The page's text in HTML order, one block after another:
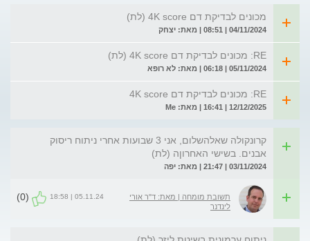
מכונים לבדיקת דם 4K score (לת)
04/11/2024 | 08:51 | מאת: יצחק
RE: מכונים לבדיקת דם 4K score (לת)
05/11/2024 | 06:18 | מאת: לא רופא
RE: מכונים לבדיקת דם 4K score
12/12/2025 | 16:41 | מאת: Me
קרונקולה שאלהשלום, אני 3 שבועות אחרי ניתוח ריסוק
אבנים. בשישי האחרוןה (לת)
03/11/2024 | 21:47 | מאת: יפה
תשובת מומחה | מאת: ד"ר אורי
לינדנר
05.11.24 | 18:58
(0)